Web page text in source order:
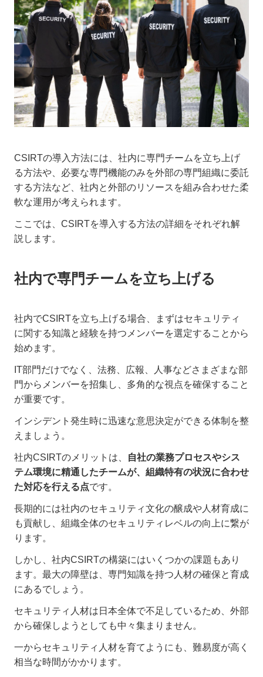
CSIRTの導入方法には、社内に専門チームを立ち上げ
る方法や、必要な専門機能のみを外部の専門組織に委託
する方法など、社内と外部のリソースを組み合わせた柔
軟な運用が考えられます。
ここでは、CSIRTを導入する方法の詳細をそれぞれ解
説します。
社内で専門チームを立ち上げる
社内でCSIRTを立ち上げる場合、まずはセキュリティ
に関する知識と経験を持つメンバーを選定することから
始めます。
IT部門だけでなく、法務、広報、人事などさまざまな部
門からメンバーを招集し、多角的な視点を確保すること
が重要です。
インシデント発生時に迅速な意思決定ができる体制を整
えましょう。
社内CSIRTのメリットは、
自社の業務プロセスやシス
テム環境に精通したチームが、組織特有の状況に合わせ
た対応を行える点です。
長期的には社内のセキュリティ文化の醸成や人材育成に
も貢献し、組織全体のセキュリティレベルの向上に繋が
ります。
しかし、社内CSIRTの構築にはいくつかの課題もあり
ます。最大の障壁は、専門知識を持つ人材の確保と育成
にあるでしょう。
セキュリティ人材は日本全体で不足しているため、外部
から確保しようとしても中々集まりません。
一からセキュリティ人材を育てようにも、難易度が高く
相当な時間がかかります。